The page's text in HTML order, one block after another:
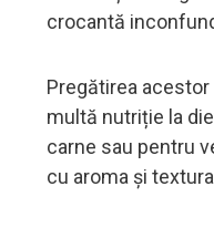
crocantă
Pregătirea
multă nutriție la
carne sau pentru
cu aroma și